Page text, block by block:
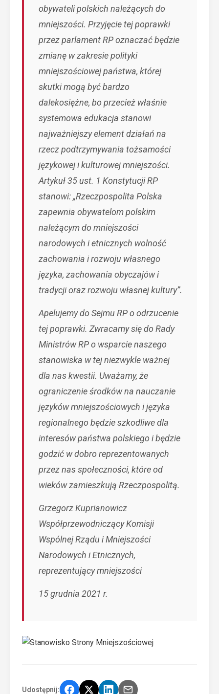
obywateli polskich należących do
mniejszości. Przyjęcie tej poprawki
przez parlament RP oznaczać będzie
zmianę w zakresie polityki
mniejszościowej państwa, której
skutki mogą być bardzo
dalekosiężne, bo przecież właśnie
systemowa edukacja stanowi
najważniejszy element działań na
rzecz podtrzymywania tożsamości
językowej i kulturowej mniejszości.
Artykuł 35 ust. 1 Konstytucji RP
stanowi: „Rzeczpospolita Polska
zapewnia obywatelom polskim
należącym do mniejszości
narodowych i etnicznych wolność
zachowania i rozwoju własnego
języka, zachowania obyczajów i
tradycji oraz rozwoju własnej kultury”.
Apelujemy do Sejmu RP o odrzucenie
tej poprawki. Zwracamy się do Rady
Ministrów RP o wsparcie naszego
stanowiska w tej niezwykle ważnej
dla nas kwestii. Uważamy, że
ograniczenie środków na nauczanie
języków mniejszościowych i języka
regionalnego będzie szkodliwe dla
interesów państwa polskiego i będzie
godzić w dobro reprezentowanych
przez nas społeczności, które od
wieków zamieszkują Rzeczpospolitą.
Grzegorz Kuprianowicz
Współprzewodniczący Komisji
Wspólnej Rządu i Mniejszości
Narodowych i Etnicznych,
reprezentujący mniejszości
15 grudnia 2021 r.
Udostępnij: